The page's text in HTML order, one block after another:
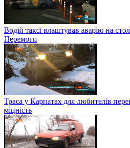
Водій таксі влаштував аварію на
Перемоги
Траса у Карпатах для любителів
міцність